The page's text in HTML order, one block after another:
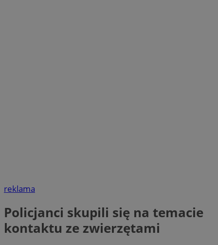
reklama
Policjanci skupili się na temacie
kontaktu ze zwierzętami